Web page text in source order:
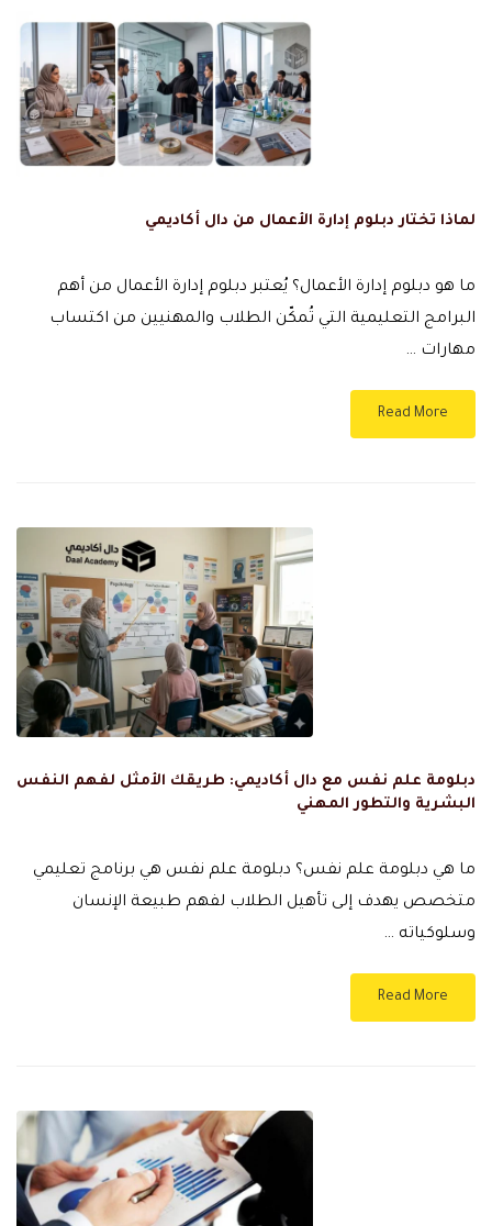
لماذا تختار دبلوم إدارة الأعمال من دال أكاديمي
ما هو دبلوم إدارة الأعمال؟ يُعتبر دبلوم إدارة الأعمال من أهم
البرامج التعليمية التي تُمكّن الطلاب والمهنيين من اكتساب
مهارات …
Read More
دبلومة علم نفس مع دال أكاديمي: طريقك الأمثل لفهم النفس
البشرية والتطور المهني
ما هي دبلومة علم نفس؟ دبلومة علم نفس هي برنامج تعليمي
متخصص يهدف إلى تأهيل الطلاب لفهم طبيعة الإنسان
وسلوكياته …
Read More